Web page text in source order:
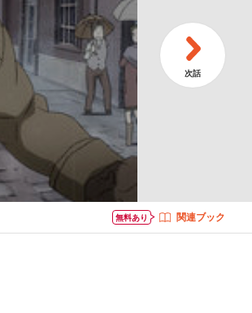
第12話
一は全､全は一
:高本めぐみ／ロイ・マスタング:三木眞一郎
ーズ:藤原啓治／ジャン・ハボック:うえだゆ
みなみ／ゾルフ・J・キンブリー:吉野裕行
他
無料あり 関連ブック